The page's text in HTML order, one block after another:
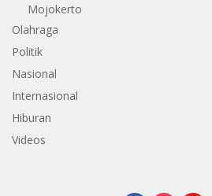
Mojokerto
Olahraga
Politik
Nasional
Internasional
Hiburan
Videos